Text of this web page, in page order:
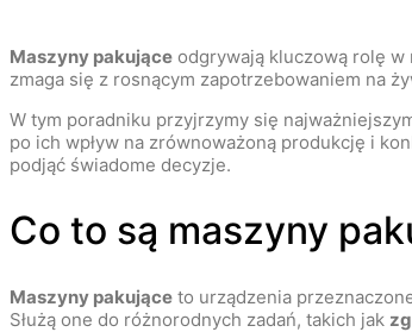
Maszyny pakujące odgrywają kluczową rolę
zmaga się z rosnącym zapotrzebowaniem na
W tym poradniku przyjrzymy się
po ich wpływ na zrównoważoną produkcję i
podjąć świadome decyzje.
Co to są maszyny
Maszyny pakujące to urządzenia
Służą one do różnorodnych zadań, takich jak